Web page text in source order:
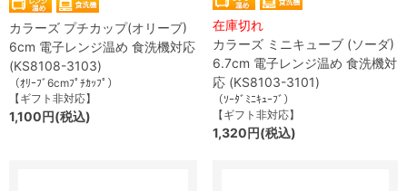
カラーズ プチカップ(オリーブ)
6cm 電子レンジ温め 食洗機対応
(KS8108-3103)
（ｵﾘｰﾌﾞ6cmﾌﾟﾁｶｯﾌﾟ）
【ギフト非対応】
1,100円(税込)
在庫切れ
カラーズ ミニキューブ (ソーダ)
6.7cm 電子レンジ温め 食洗機対
応 (KS8103-3101)
（ｿｰﾀﾞﾐﾆｷｭｰﾌﾞ）
【ギフト非対応】
1,320円(税込)